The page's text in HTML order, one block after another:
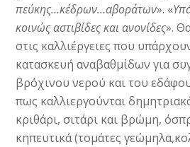
πεύκης…κέδρων…αβοράτων». «
κοινώς αστιβίδες και ανονίδες».
στις καλλιέργειες που
κατασκευή αναβαθμίδων για
βρόχινου νερού και του
πως καλλιεργούνται
κριθάρι, σιτάρι και βρώμη,
κηπευτικά (τομάτες